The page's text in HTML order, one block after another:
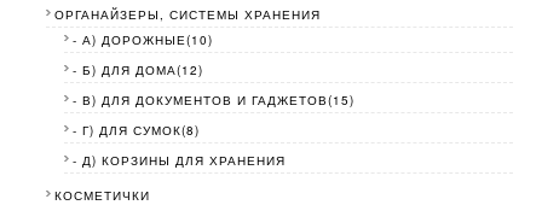
ОРГАНАЙЗЕРЫ, СИСТЕМЫ ХРАНЕНИЯ
- А) ДОРОЖНЫЕ(10)
- Б) ДЛЯ ДОМА(12)
- В) ДЛЯ ДОКУМЕНТОВ И ГАДЖЕТОВ(15)
- Г) ДЛЯ СУМОК(8)
- Д) КОРЗИНЫ ДЛЯ ХРАНЕНИЯ
КОСМЕТИЧКИ